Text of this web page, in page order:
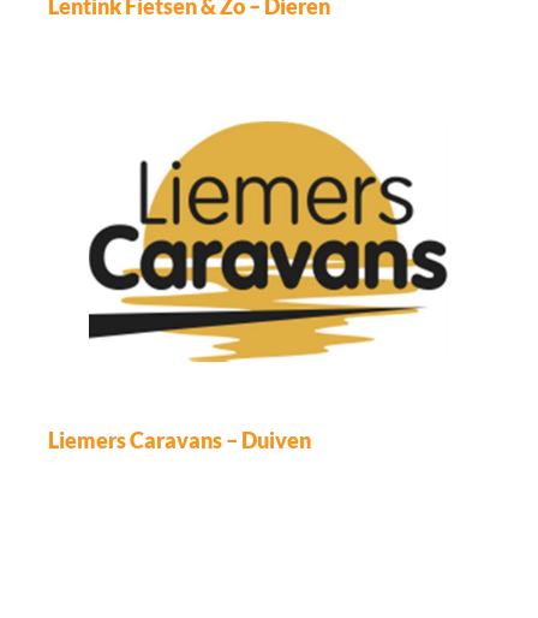
Lentink Fietsen & Zo – Dieren
Liemers Caravans – Duiven